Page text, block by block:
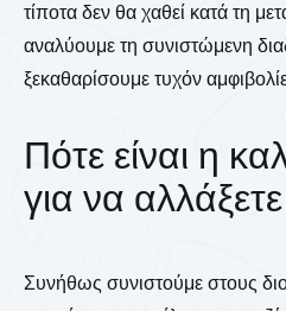
τίποτα δεν θα χαθεί κατά τη
αναλύουμε τη συνιστώμενη
ξεκαθαρίσουμε τυχόν
Πότε είναι η
για να
Συνήθως συνιστούμε στους